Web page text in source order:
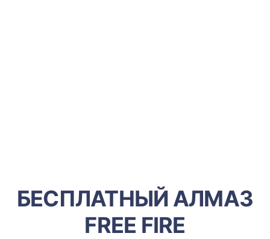
БЕСПЛАТНЫЙ АЛМАЗ
FREE FIRE